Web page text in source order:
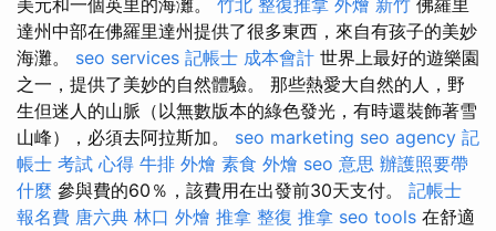
美元和一個英里的海灘。 竹北 整復推拿 外燴 新竹 佛羅里
達州中部在佛羅里達州提供了很多東西，來自有孩子的美妙
海灘。 seo services 記帳士 成本會計 世界上最好的遊樂園
之一，提供了美妙的自然體驗。 那些熱愛大自然的人，野
生但迷人的山脈（以無數版本的綠色發光，有時還裝飾著雪
山峰），必須去阿拉斯加。 seo marketing seo agency 記
帳士 考試 心得 牛排 外燴 素食 外燴 seo 意思 辦護照要帶
什麼 參與費的60％，該費用在出發前30天支付。 記帳士
報名費 唐六典 林口 外燴 推拿 整復 推拿 seo tools 在舒適